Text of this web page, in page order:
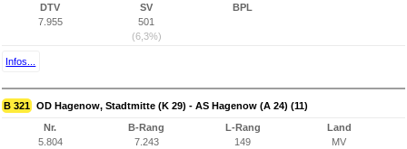
DTV
7.955
SV
501
(6,3%)
BPL
Infos...
B 321 OD Hagenow, Stadtmitte (K 29) - AS Hagenow (A 24) (11)
Nr.
5.804
B-Rang
7.243
L-Rang
149
Land
MV